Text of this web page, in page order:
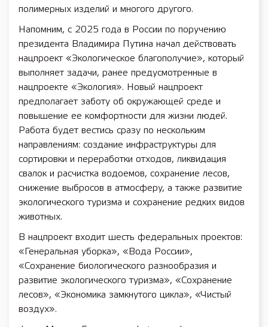
полимерных изделий и многого другого.
Напомним, с 2025 года в России по поручению
президента Владимира Путина начал действовать
нацпроект «Экологическое благополучие», который
выполняет задачи, ранее предусмотренные в
нацпроекте «Экология». Новый нацпроект
предполагает заботу об окружающей среде и
повышение ее комфортности для жизни людей.
Работа будет вестись сразу по нескольким
направлениям: создание инфраструктуры для
сортировки и переработки отходов, ликвидация
свалок и расчистка водоемов, сохранение лесов,
снижение выбросов в атмосферу, а также развитие
экологического туризма и сохранение редких видов
животных.
В нацпроект входит шесть федеральных проектов:
«Генеральная уборка», «Вода России»,
«Сохранение биологического разнообразия и
развитие экологического туризма», «Сохранение
лесов», «Экономика замкнутого цикла», «Чистый
воздух».